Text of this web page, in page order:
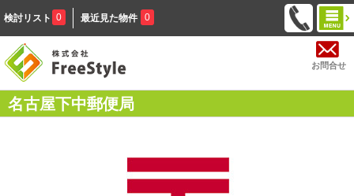
検討リスト 0 最近見た物件 0
お問合せ
名古屋下中郵便局